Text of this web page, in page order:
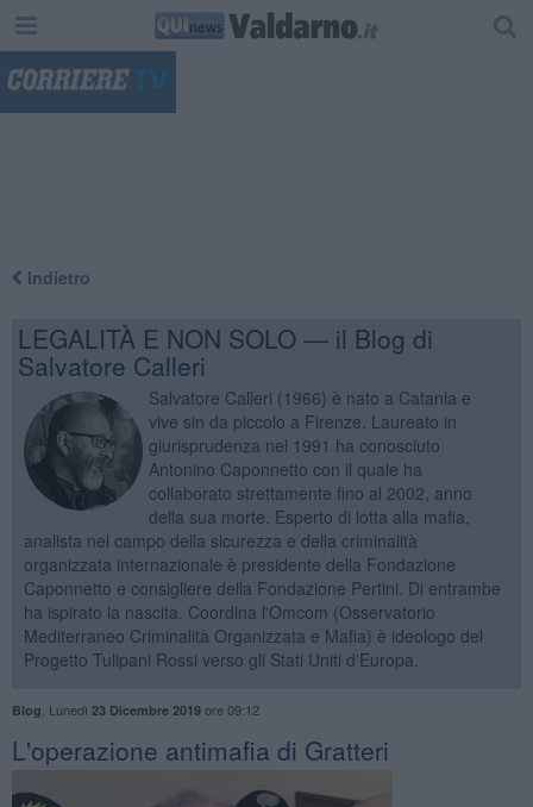
Indietro
LEGALITÀ E NON SOLO — il Blog di
Salvatore Calleri
Salvatore Calleri (1966) è nato a Catania e
vive sin da piccolo a Firenze. Laureato in
giurisprudenza nel 1991 ha conosciuto
Antonino Caponnetto con il quale ha
collaborato strettamente fino al 2002, anno
della sua morte. Esperto di lotta alla mafia,
analista nel campo della sicurezza e della criminalità
organizzata internazionale è presidente della Fondazione
Caponnetto e consigliere della Fondazione Pertini. Di entrambe
ha ispirato la nascita. Coordina l'Omcom (Osservatorio
Mediterraneo Criminalità Organizzata e Mafia) è ideologo del
Progetto Tulipani Rossi verso gli Stati Uniti d'Europa.
Blog Lunedì 23 Dicembre 2019ore 09:12
L'operazione antimafia di Gratteri